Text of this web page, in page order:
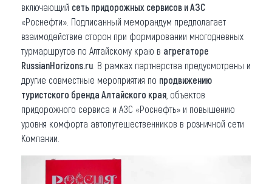
включающий сеть придорожных сервисов и АЗС
«Роснефти». Подписанный меморандум предполагает
взаимодействие сторон при формировании многодневных
турмаршрутов по Алтайскому краю в агрегаторе
RussianHorizons.ru . В рамках партнерства предусмотрены и
другие совместные мероприятия по продвижению
туристского бренда Алтайского края , объектов
придорожного сервиса и АЗС «Роснефть» и повышению
уровня комфорта автопутешественников в розничной сети
Компании.